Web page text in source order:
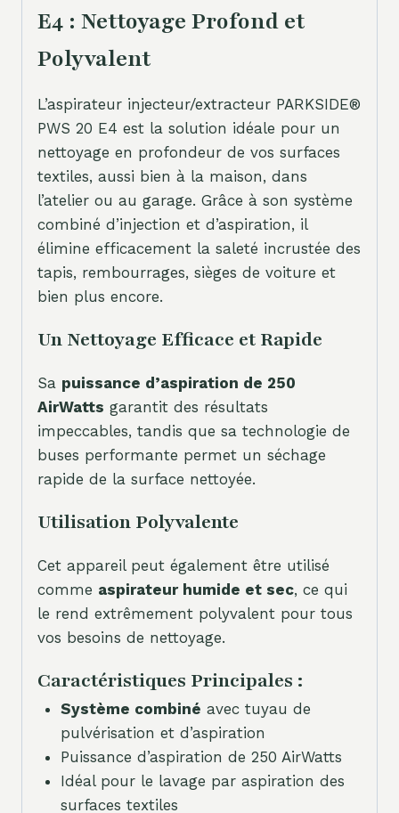
E4 : Nettoyage Profond et
Polyvalent
L’aspirateur injecteur/extracteur PARKSIDE®
PWS 20 E4 est la solution idéale pour un
nettoyage en profondeur de vos surfaces
textiles, aussi bien à la maison, dans
l’atelier ou au garage. Grâce à son système
combiné d’injection et d’aspiration, il
élimine efficacement la saleté incrustée des
tapis, rembourrages, sièges de voiture et
bien plus encore.
Un Nettoyage Efficace et Rapide
Sa puissance d’aspiration de 250
AirWatts garantit des résultats
impeccables, tandis que sa technologie de
buses performante permet un séchage
rapide de la surface nettoyée.
Utilisation Polyvalente
Cet appareil peut également être utilisé
comme aspirateur humide et sec, ce qui
le rend extrêmement polyvalent pour tous
vos besoins de nettoyage.
Caractéristiques Principales :
Système combiné avec tuyau de
pulvérisation et d’aspiration
Puissance d’aspiration de 250 AirWatts
Idéal pour le lavage par aspiration des
surfaces textiles